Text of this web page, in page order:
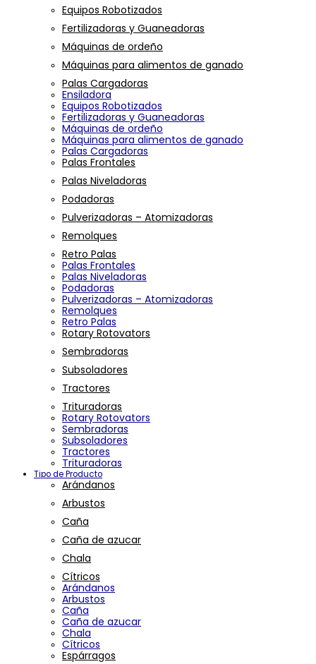
Equipos Robotizados
Fertilizadoras y Guaneadoras
Máquinas de ordeño
Máquinas para alimentos de ganado
Palas Cargadoras
Ensiladora
Equipos Robotizados
Fertilizadoras y Guaneadoras
Máquinas de ordeño
Máquinas para alimentos de ganado
Palas Cargadoras
Palas Frontales
Palas Niveladoras
Podadoras
Pulverizadoras – Atomizadoras
Remolques
Retro Palas
Palas Frontales
Palas Niveladoras
Podadoras
Pulverizadoras – Atomizadoras
Remolques
Retro Palas
Rotary Rotovators
Sembradoras
Subsoladores
Tractores
Trituradoras
Rotary Rotovators
Sembradoras
Subsoladores
Tractores
Trituradoras
Tipo de Producto
Arándanos
Arbustos
Caña
Caña de azucar
Chala
Cítricos
Arándanos
Arbustos
Caña
Caña de azucar
Chala
Cítricos
Espárragos